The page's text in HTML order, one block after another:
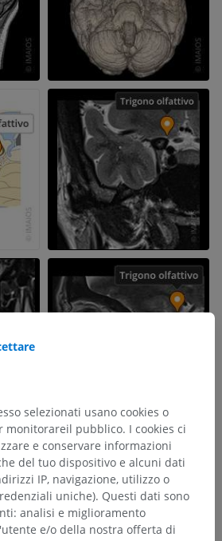
selezionati usano cookies o
monitorareil pubblico. I cookies ci
e conservare informazioni
del tuo dispositivo e alcuni dati
IP, navigazione, utilizzo o
uniche). Questi dati sono
analisi e miglioramento
e/o della nostra offerta di